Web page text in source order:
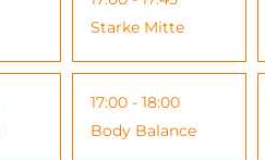
Starke Mitte
17:00 - 18:00
Body Balance